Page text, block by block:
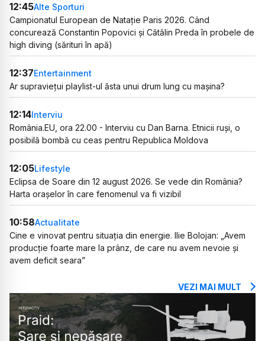
12:45Alte Sporturi
Campionatul European de Natație Paris 2026. Când
concurează Constantin Popovici și Cătălin Preda în probele de
high diving (sărituri în apă)
12:37Entertainment
Ar supraviețui playlist-ul ăsta unui drum lung cu mașina?
12:14Interviu
România.EU, ora 22.00 - Interviu cu Dan Barna. Etnicii ruși, o
posibilă bombă cu ceas pentru Republica Moldova
12:05Lifestyle
Eclipsa de Soare din 12 august 2026. Se vede din România?
Harta orașelor în care fenomenul va fi vizibil
10:58Actualitate
Cine e vinovat pentru situația din energie. Ilie Bolojan: „Avem
producție foarte mare la prânz, de care nu avem nevoie și
avem deficit seara”
VEZI MAI MULT